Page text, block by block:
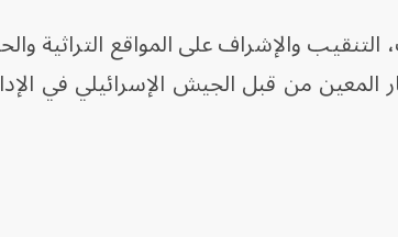
والإشراف على المواقع التراثية
المعين من قبل الجيش الإسرائيلي في